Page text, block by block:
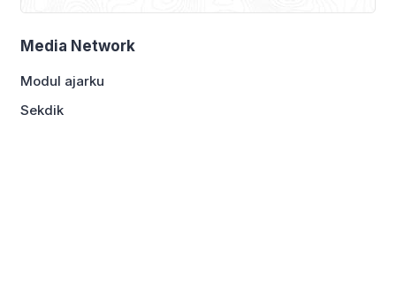
Media Network
Modul ajarku
Sekdik